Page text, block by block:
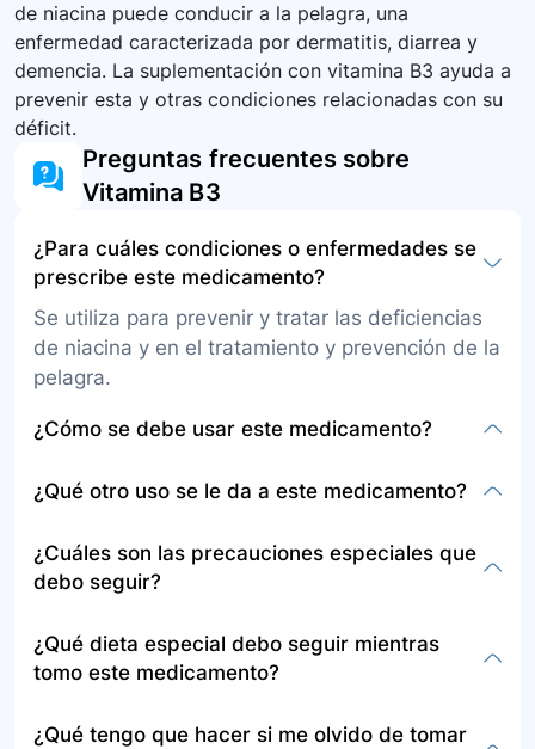
de niacina puede conducir a la pelagra, una
enfermedad caracterizada por dermatitis, diarrea y
demencia. La suplementación con vitamina B3 ayuda a
prevenir esta y otras condiciones relacionadas con su
déficit.
Preguntas frecuentes sobre
Vitamina B3
¿Para cuáles condiciones o enfermedades se
prescribe este medicamento?
Se utiliza para prevenir y tratar las deficiencias
de niacina y en el tratamiento y prevención de la
pelagra.
¿Cómo se debe usar este medicamento?
con o sin alimento, siguiendo atentamente las
entender bien cómo administrarlo
correctamente. La duración del tratamiento
medicamento, la respuesta del cuerpo y el tipo
de afección que tenga.
¿Qué otro uso se le da a este medicamento?
para las deficiencias de niacina, para
información sobre el uso de este medicamento
para dislipidemias, ver la sección de
cardiovascular/dislipidemias/ácido nicotínico.
¿Cuáles son las precauciones especiales que
debo seguir?
tiene historial de enfermedades como de la
vesícula biliar, úlcera péptica, enfermedad
amamantando, está tomando otros
¿Qué dieta especial debo seguir mientras
tomo este medicamento?
importante evitar los alimentos que aparecen en
¿Qué tengo que hacer si me olvido de tomar